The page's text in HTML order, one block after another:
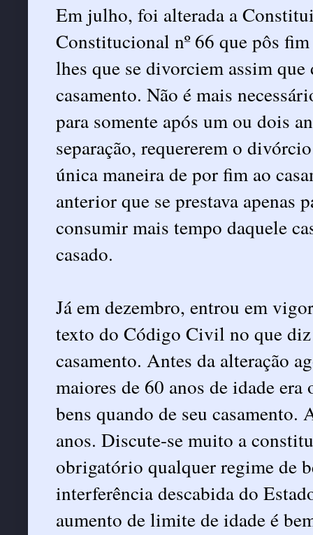
Em julho, foi alterada a
Constitucional nº 66 que pôs
lhes que se divorciem assim
casamento. Não é mais
para somente após um ou dois
separação, requererem o
única maneira de por fim ao
anterior que se prestava apenas
consumir mais tempo daquele
casado.
Já em dezembro, entrou em
texto do Código Civil no que
casamento. Antes da alteração
maiores de 60 anos de idade
bens quando de seu
anos. Discute-se muito a
obrigatório qualquer regime de
interferência descabida do
aumento de limite de idade é